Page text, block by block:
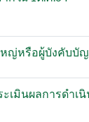
ญ่หรือผู้บังคับบั
มินผลการดำ